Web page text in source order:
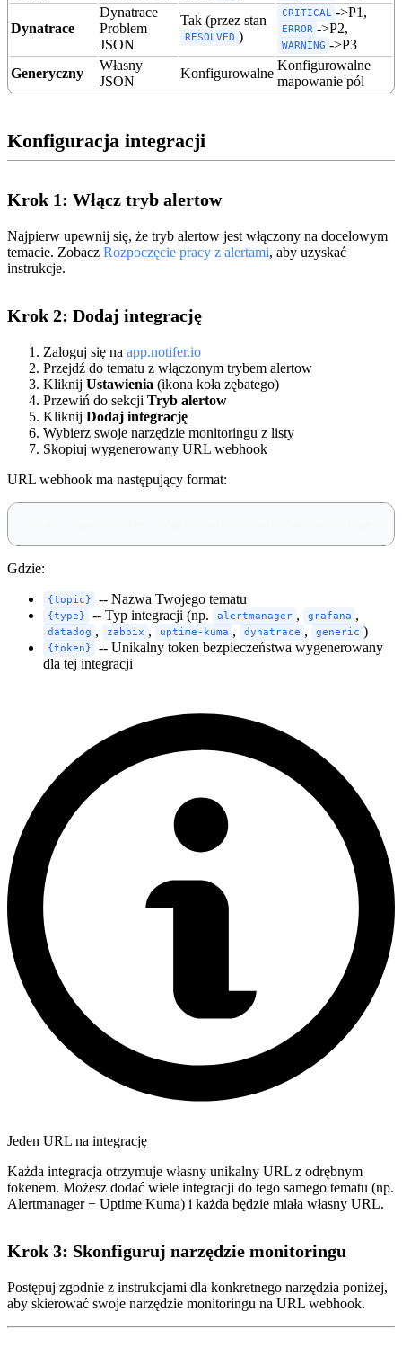
Dynatrace
Dynatrace
Problem
JSON
Tak (przez stan
RESOLVED )
CRITICAL ->P1,
ERROR ->P2,
WARNING ->P3
Generyczny
Własny
JSON
Konfigurowalne
Konfigurowalne
mapowanie pól
Konfiguracja integracji
Krok 1: Włącz tryb alertow
Najpierw upewnij się, że tryb alertow jest włączony na docelowym
temacie. Zobacz Rozpoczęcie pracy z alertami, aby uzyskać
instrukcje.
Krok 2: Dodaj integrację
Zaloguj się na app.notifer.io
Przejdź do tematu z włączonym trybem alertow
Kliknij Ustawienia (ikona koła zębatego)
Przewiń do sekcji Tryb alertow
Kliknij Dodaj integrację
Wybierz swoje narzędzie monitoringu z listy
Skopiuj wygenerowany URL webhook
URL webhook ma następujący format:
Gdzie:
{topic} -- Nazwa Twojego tematu
{type} -- Typ integracji (np. alertmanager , grafana ,
datadog , zabbix , uptime-kuma , dynatrace , generic )
{token}
-- Unikalny token bezpieczeństwa wygenerowany
dla tej integracji
Jeden URL na integrację
Każda integracja otrzymuje własny unikalny URL z odrębnym
tokenem. Możesz dodać wiele integracji do tego samego tematu (np.
Alertmanager + Uptime Kuma) i każda będzie miała własny URL.
Krok 3: Skonfiguruj narzędzie monitoringu
Postępuj zgodnie z instrukcjami dla konkretnego narzędzia poniżej,
aby skierować swoje narzędzie monitoringu na URL webhook.